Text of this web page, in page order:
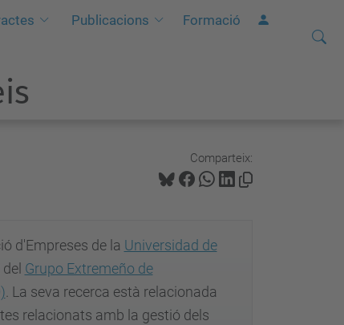
Publicacions Formació
Cerca
C
Comparteix:
d'Empreses de la Universidad de
Grupo Extremeño de
. La seva recerca està relacionada
relacionats amb la gestió dels